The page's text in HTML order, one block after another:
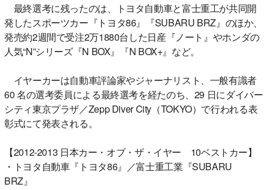
最終選考に残ったのは、トヨタ自動車と富士重工が共同開
発したスポーツカー『トヨタ86』『SUBARU BRZ』のほか、
発売約2週間で受注2万1880台した日産『ノート』やホンダの
人気“N”シリーズ『N BOX』『N BOX+』など。
イヤーカーは自動車評論家やジャーナリスト、一般有識者
60 名の選考委員による最終選考を経たのち、29 日にダイバー
シティ東京プラザ／Zepp Diver City（TOKYO）で行われる表
彰式にて発表される。
【2012-2013 日本カー・オブ・ザ・イヤー 10ベストカー】
・トヨタ自動車『トヨタ86』／富士重工業『SUBARU
BRZ』